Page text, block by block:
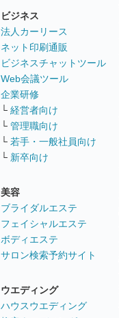
ビジネス
法人カーリース
ネット印刷通販
ビジネスチャットツール
Web会議ツール
企業研修
└ 経営者向け
└ 管理職向け
└ 若手・一般社員向け
└ 新卒向け
美容
ブライダルエステ
フェイシャルエステ
ボディエステ
サロン検索予約サイト
ウエディング
ハウスウエディング